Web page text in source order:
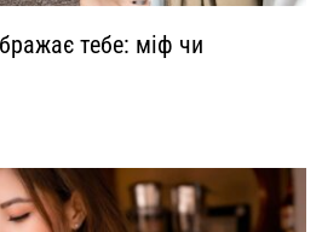
тебе: міф чи